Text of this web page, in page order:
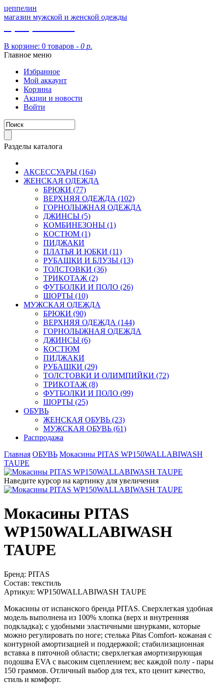
цеппелин
магазин мужской и женской одежды
В корзине: 0 товаров - 0 р.
Главное меню
Избранное
Мой аккаунт
Корзина
Акции и новости
Войти
Разделы каталога
АКСЕССУАРЫ (164)
ЖЕНСКАЯ ОДЕЖДА
БРЮКИ (77)
ВЕРХНЯЯ ОДЕЖДА (102)
ГОРНОЛЫЖНАЯ ОДЕЖДА
ДЖИНСЫ (5)
КОМБИНЕЗОНЫ (1)
КОСТЮМ (1)
ПИДЖАКИ
ПЛАТЬЯ И ЮБКИ (11)
РУБАШКИ И БЛУЗЫ (13)
ТОЛСТОВКИ (36)
ТРИКОТАЖ (2)
ФУТБОЛКИ И ПОЛО (26)
ШОРТЫ (10)
МУЖСКАЯ ОДЕЖДА
БРЮКИ (90)
ВЕРХНЯЯ ОДЕЖДА (144)
ГОРНОЛЫЖНАЯ ОДЕЖДА
ДЖИНСЫ (6)
КОСТЮМ
ПИДЖАКИ
РУБАШКИ (29)
ТОЛСТОВКИ И ОЛИМПИЙКИ (72)
ТРИКОТАЖ (8)
ФУТБОЛКИ И ПОЛО (99)
ШОРТЫ (25)
ОБУВЬ
ЖЕНСКАЯ ОБУВЬ (23)
МУЖСКАЯ ОБУВЬ (61)
Распродажа
Главная ОБУВЬ Мокасины PITAS WP150WALLABIWASH
TAUPE
Наведите курсор на картинку для увеличения
Мокасины PITAS
WP150WALLABIWASH
TAUPE
Бренд: PITAS
Состав: текстиль
Артикул: WP150WALLABIWASH TAUPE
Мокасины от испанского бренда PITAS. Сверхлегкая удобная
модель выполнена из 100% хлопка (верх и внутренняя
подкладка); с удобными эластичными шнурками, которые
можно регулировать по ноге; стелька Pitas Comfort- кожаная с
контурной амортизацией и поддержкой; стабилизационная
вставка в пяточной области; сверхлегкая амортизирующая
подошва EVA с высоким сцеплением; вес каждой полу - пары
150 граммов. Отличный выбор для тех, кто ценит качество,
стиль и комфорт.